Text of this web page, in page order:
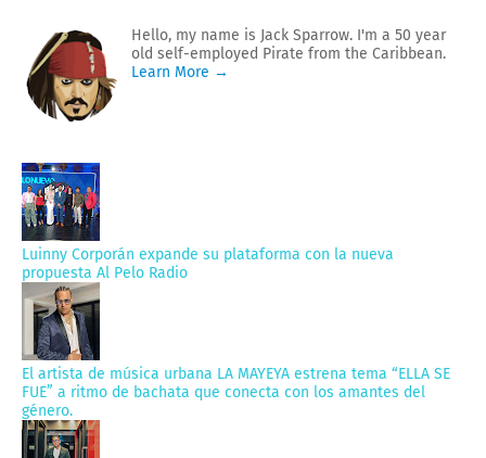
Hello, my name is Jack Sparrow. I'm a 50 year
old self-employed Pirate from the Caribbean.
Learn More →
Luinny Corporán expande su plataforma con la nueva
propuesta Al Pelo Radio
El artista de música urbana LA MAYEYA estrena tema “ELLA SE
FUE” a ritmo de bachata que conecta con los amantes del
género.